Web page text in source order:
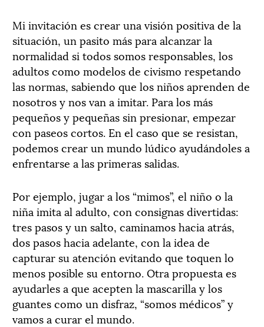
Mi invitación es crear una visión positiva de la
situación, un pasito más para alcanzar la
normalidad si todos somos responsables, los
adultos como modelos de civismo respetando
las normas, sabiendo que los niños aprenden de
nosotros y nos van a imitar. Para los más
pequeños y pequeñas sin presionar, empezar
con paseos cortos. En el caso que se resistan,
podemos crear un mundo lúdico ayudándoles a
enfrentarse a las primeras salidas.
Por ejemplo, jugar a los “mimos”, el niño o la
niña imita al adulto, con consignas divertidas:
tres pasos y un salto, caminamos hacia atrás,
dos pasos hacia adelante, con la idea de
capturar su atención evitando que toquen lo
menos posible su entorno. Otra propuesta es
ayudarles a que acepten la mascarilla y los
guantes como un disfraz, “somos médicos” y
vamos a curar el mundo.